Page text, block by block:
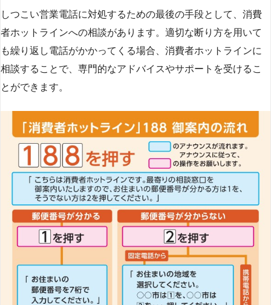
しつこい営業電話に対処するための最後の手段として、消費
者ホットラインへの相談があります。適切な断り方を用いて
も繰り返し電話がかかってくる場合、消費者ホットラインに
相談することで、専門的なアドバイスやサポートを受けるこ
とができます​​。